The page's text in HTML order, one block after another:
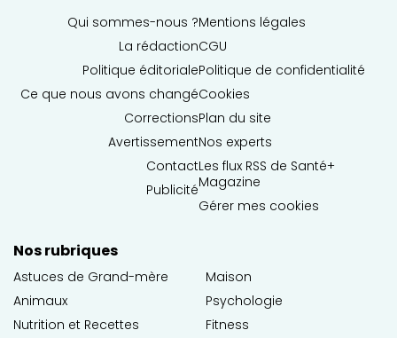
Qui sommes-nous ?
La rédaction
Politique éditoriale
Ce que nous avons changé
Corrections
Avertissement
Contact
Publicité
Mentions légales
CGU
Politique de confidentialité
Cookies
Plan du site
Nos experts
Les flux RSS de Santé+
Magazine
Gérer mes cookies
Nos rubriques
Astuces de Grand-mère
Animaux
Nutrition et Recettes
Maison
Psychologie
Fitness